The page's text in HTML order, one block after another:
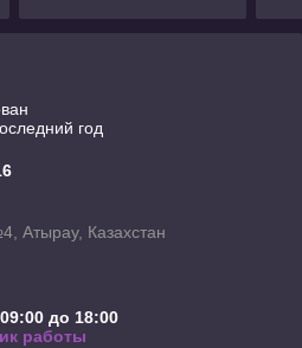
год
Атырау, Казахстан
до 18:00
работы